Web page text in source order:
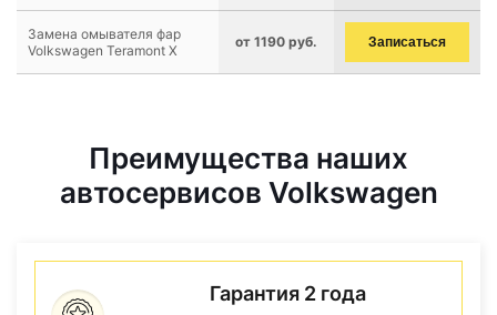
Замена омывателя фар
Volkswagen Teramont X
от 1190 руб. Записаться
Преимущества наших
автосервисов Volkswagen
Гарантия 2 года